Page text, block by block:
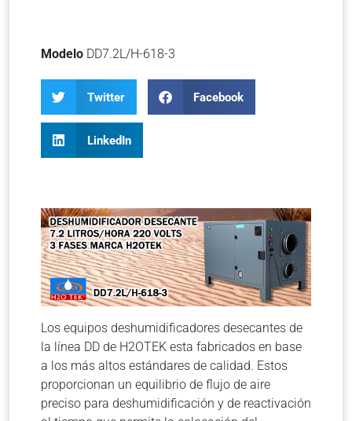
Modelo DD7.2L/H-618-3
Twitter Facebook
LinkedIn
Los equipos deshumidificadores desecantes de
la línea DD de H2OTEK esta fabricados en base
a los más altos estándares de calidad. Estos
proporcionan un equilibrio de flujo de aire
preciso para deshumidificación y de reactivación